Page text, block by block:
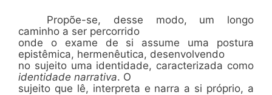
Propõe-se, desse modo, um longo
caminho a ser percorrido
onde o exame de si assume uma postura
epistêmica, hermenêutica, desenvolvendo
no sujeito uma identidade, caracterizada como
identidade narrativa. O
sujeito que lê, interpreta e narra a si próprio, a